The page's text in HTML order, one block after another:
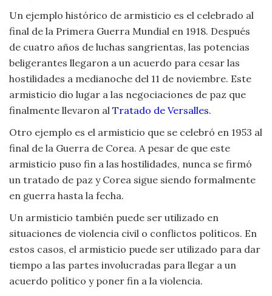
Viajar
Un ejemplo histórico de armisticio es el celebrado al
final de la Primera Guerra Mundial en 1918. Después
de cuatro años de luchas sangrientas, las potencias
beligerantes llegaron a un acuerdo para cesar las
hostilidades a medianoche del 11 de noviembre. Este
armisticio dio lugar a las negociaciones de paz que
finalmente llevaron al Tratado de Versalles.
Otro ejemplo es el armisticio que se celebró en 1953 al
final de la Guerra de Corea. A pesar de que este
armisticio puso fin a las hostilidades, nunca se firmó
un tratado de paz y Corea sigue siendo formalmente
en guerra hasta la fecha.
Un armisticio también puede ser utilizado en
situaciones de violencia civil o conflictos políticos. En
estos casos, el armisticio puede ser utilizado para dar
tiempo a las partes involucradas para llegar a un
acuerdo político y poner fin a la violencia.